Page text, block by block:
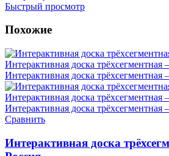
Быстрый просмотр
Похожие
Сравнить
Интерактивная доска